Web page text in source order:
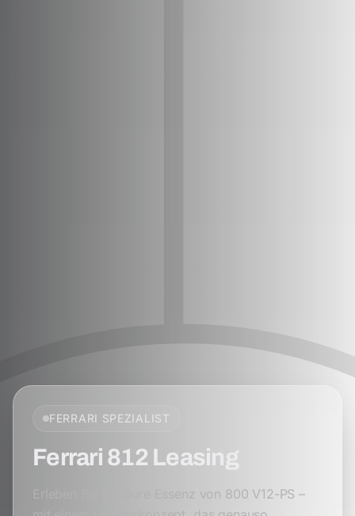
FERRARI SPEZIALIST
Ferrari 812 Leasing
Erleben Sie die pure Essenz von 800 V12-PS –